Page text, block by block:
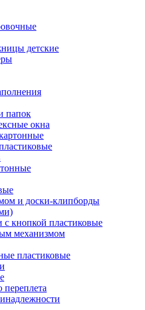
детские
папок
окна
и доски-клипборды
кнопкой пластиковые
механизмом
пластиковые